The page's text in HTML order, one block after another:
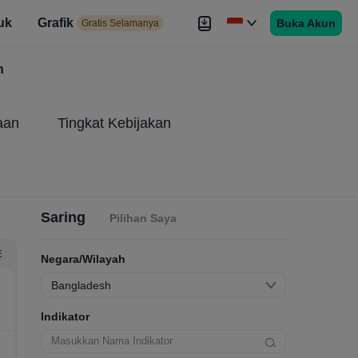
Grafik Gratis Selamanya Buka Akun
Tingkat Kebijakan
Saring Pilihan Saya
Negara/Wilayah
Bangladesh
Indikator